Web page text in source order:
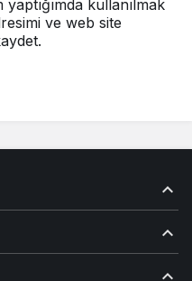
kullanılmak
ve web site